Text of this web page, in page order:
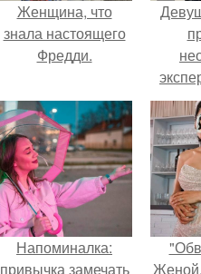
Женщина, что
знала настоящего
Фредди.
Напоминалка:
привычка замечать